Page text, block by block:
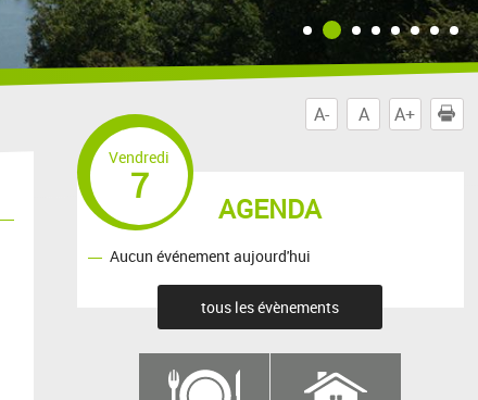
A- A A+
AGENDA
Vendredi
7
Aucun événement aujourd'hui
tous les évènements